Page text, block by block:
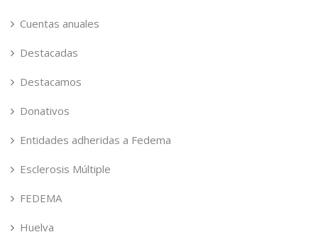
Cuentas anuales
Destacadas
Destacamos
Donativos
Entidades adheridas a Fedema
Esclerosis Múltiple
FEDEMA
Huelva